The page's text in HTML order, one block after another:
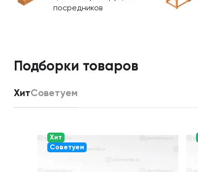
посредников
Подборки товаров
ХитСоветуем
Хит
Советуем